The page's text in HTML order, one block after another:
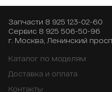
Запчасти 8 925 123-02-60
Сервис 8 925 506-50-96
г. Москва, Ленинский
Каталог по моделям
Доставка и оплата
Контакты